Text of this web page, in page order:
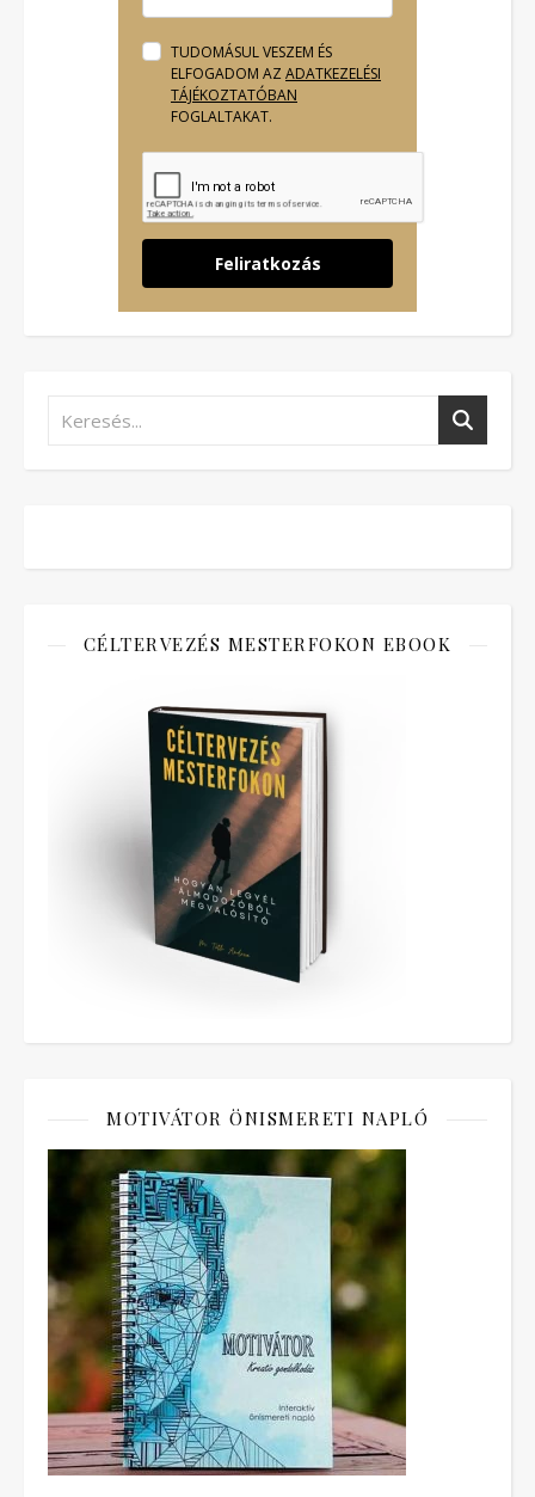
TUDOMÁSUL VESZEM ÉS
ELFOGADOM AZ ADATKEZELÉSI
TÁJÉKOZTATÓBAN
FOGLALTAKAT.
Feliratkozás
CÉLTERVEZÉS MESTERFOKON EBOOK
MOTIVÁTOR ÖNISMERETI NAPLÓ